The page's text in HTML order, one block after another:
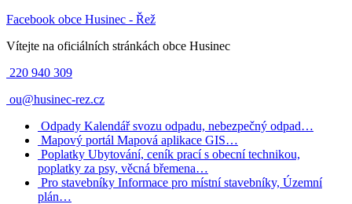
Facebook obce Husinec - Řež
Vítejte na oficiálních stránkách obce Husinec
220 940 309
ou@husinec-rez.cz
Odpady Kalendář svozu odpadu, nebezpečný odpad…
Mapový portál Mapová aplikace GIS…
Poplatky Ubytování, ceník prací s obecní technikou,
poplatky za psy, věcná břemena…
Pro stavebníky Informace pro místní stavebníky, Územní
plán…